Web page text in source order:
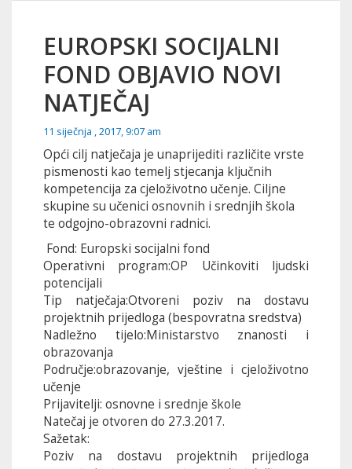
EUROPSKI SOCIJALNI
FOND OBJAVIO NOVI
NATJEČAJ
11 siječnja , 2017, 9:07 am
Opći cilj natječaja je unaprijediti različite vrste
pismenosti kao temelj stjecanja ključnih
kompetencija za cjeloživotno učenje. Ciljne
skupine su učenici osnovnih i srednjih škola
te odgojno-obrazovni radnici.
Fond: Europski socijalni fond
Operativni program:OP Učinkoviti ljudski
potencijali
Tip natječaja:Otvoreni poziv na dostavu
projektnih prijedloga (bespovratna sredstva)
Nadležno tijelo:Ministarstvo znanosti i
obrazovanja
Područje:obrazovanje, vještine i cjeloživotno
učenje
Prijavitelji: osnovne i srednje škole
Natečaj je otvoren do 27.3.2017.
Sažetak:
Poziv na dostavu projektnih prijedloga